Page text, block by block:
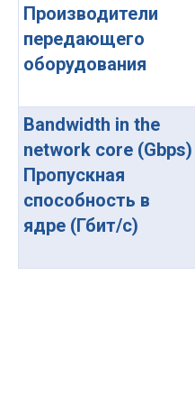
Производители
передающего
оборудования
Bandwidth in the
network core (Gbps)
Пропускная
способность в
ядре (Гбит/с)